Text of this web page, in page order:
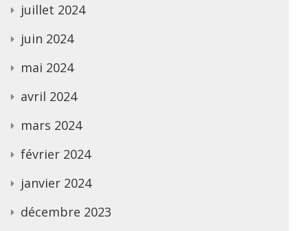
juillet 2024
juin 2024
mai 2024
avril 2024
mars 2024
février 2024
janvier 2024
décembre 2023